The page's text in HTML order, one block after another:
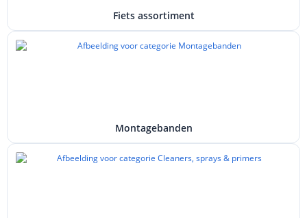
Fiets assortiment
Montagebanden